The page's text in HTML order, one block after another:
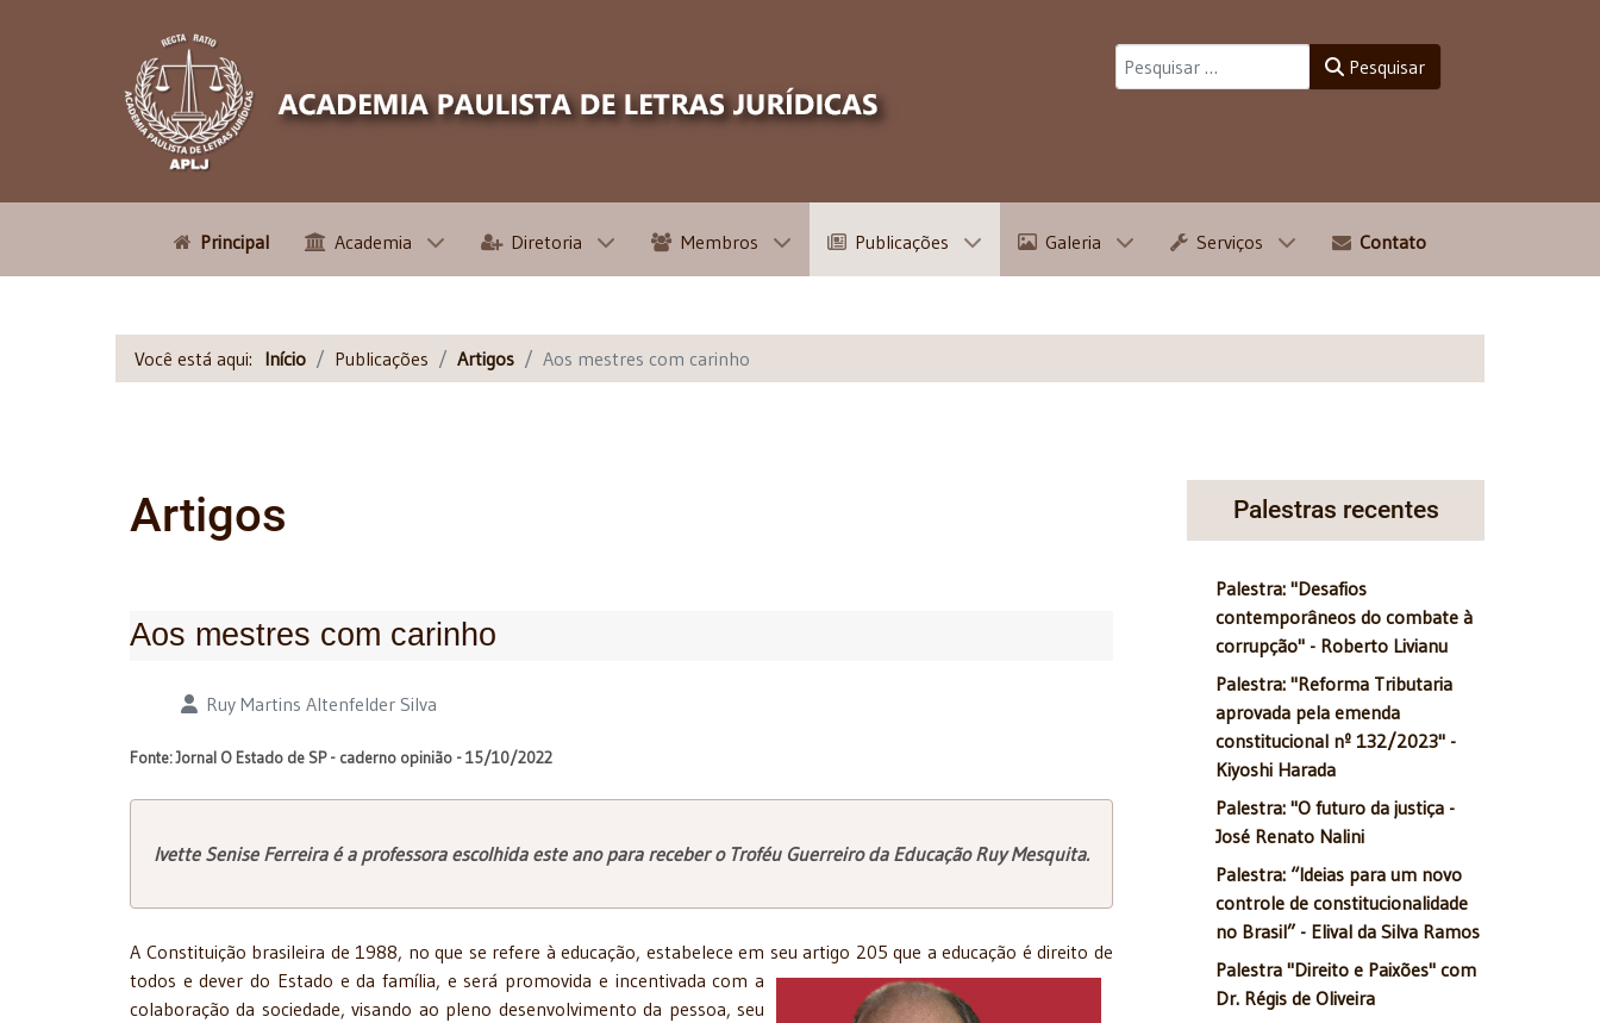
Pesquisar
Principal Academia Diretoria Membros Publicações Galeria Serviços Contato
Você está aqui: Início Publicações Artigos Aos mestres com carinho
Artigos
Aos mestres com carinho
Detalhes Ruy Martins Altenfelder Silva
Fonte: Jornal O Estado de SP - caderno opinião - 15/10/2022
Ivette Senise Ferreira é a professora escolhida este ano para receber o Troféu Guerreiro da Educação Ruy Mesquita.
A Constituição brasileira de 1988, no que se refere à educação, estabelece em seu artigo 205 que a educação é direito de
todos e dever do Estado e da família, e será promovida e incentivada com a
colaboração da sociedade, visando ao pleno desenvolvimento da pessoa, seu
Palestras recentes
Palestra: "Desafios
contemporâneos do combate à
corrupção" - Roberto Livianu
Palestra: "Reforma Tributaria
aprovada pela emenda
constitucional nº 132/2023" -
Kiyoshi Harada
Palestra: "O futuro da justiça -
José Renato Nalini
Palestra: “Ideias para um novo
controle de constitucionalidade
no Brasil” - Elival da Silva Ramos
Palestra "Direito e Paixões" com
Dr. Régis de Oliveira